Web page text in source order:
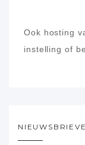
Ook hosting
instelling of